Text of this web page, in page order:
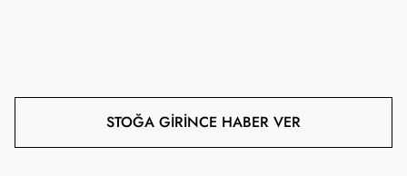
STOĞA GIRINCE HABER VER